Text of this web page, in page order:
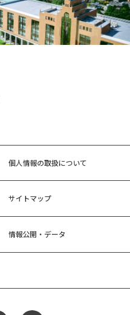
個人情報の取扱について
サイトマップ
情報公開・データ